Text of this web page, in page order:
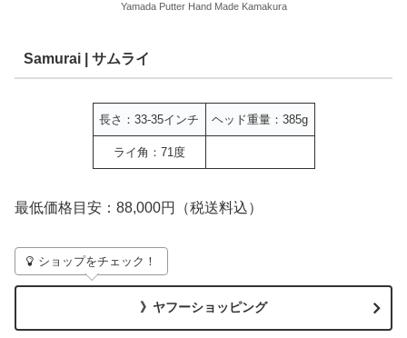
Yamada Putter Hand Made Kamakura
Samurai | サムライ
長さ：33-35インチ ヘッド重量：385g
ライ角：71度
最低価格目安：88,000円（税送料込）
ショップをチェック！
》ヤフーショッピング